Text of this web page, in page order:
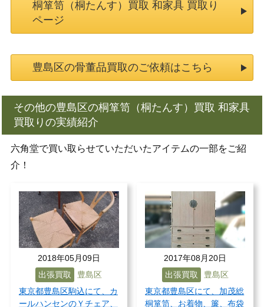
桐箪笥（桐たんす）買取 和家具 買取り
ページ
豊島区の骨董品買取のご依頼はこちら
その他の豊島区の桐箪笥（桐たんす）買取 和家具
買取りの実績紹介
六角堂で買い取らせていただいたアイテムの一部をご紹
介！
2018年05月09日
出張買取
豊島区
東京都豊島区駒込にて、カ
ールハンセンのＹチェア、
2017年08月20日
出張買取
豊島区
東京都豊島区にて、加茂総
桐箪笥、お着物、簾、布袋